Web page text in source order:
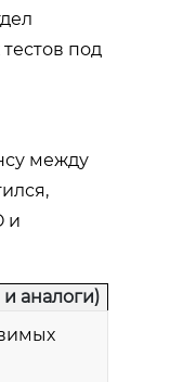
под
между
и
аналоги)